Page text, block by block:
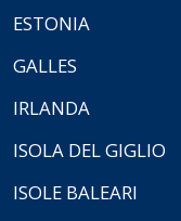
ESTONIA
GALLES
IRLANDA
ISOLA DEL GIGLIO
ISOLE BALEARI